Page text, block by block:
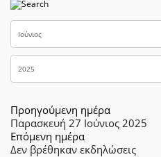
Προηγούμενη ημέρα
Παρασκευή 27 Ιούνιος 2025
Επόμενη ημέρα
Δεν βρέθηκαν εκδηλώσεις